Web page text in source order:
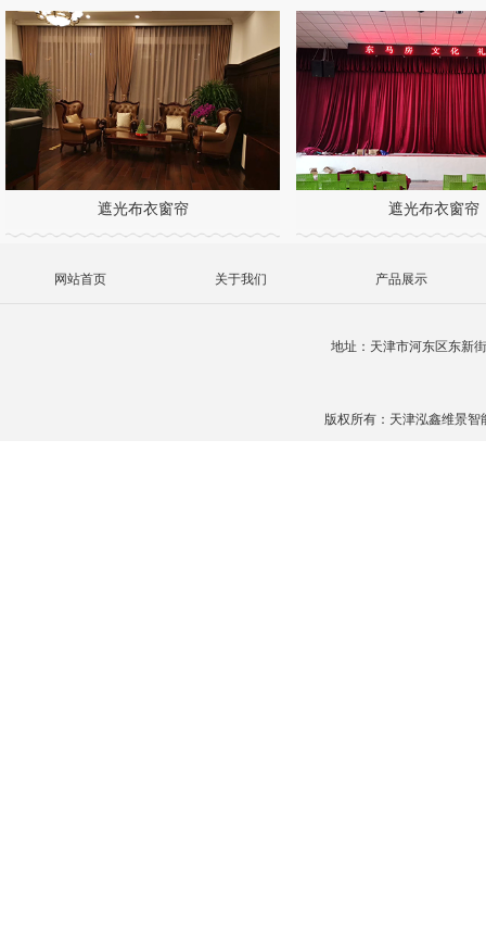
遮光布衣窗帘 遮光布衣窗帘
网站首页 关于我们 产品展示
地址：天津市河东区东新
版权所有：天津泓鑫维景